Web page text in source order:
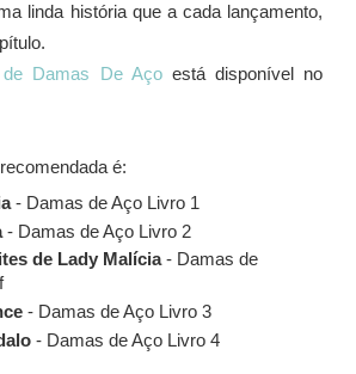
linda história que a cada lançamento,
Damas De Açoestá disponível no
é:
- Damas de Aço Livro 1
- Damas de Aço Livro 2
de Lady Malícia- Damas de
- Damas de Aço Livro 3
- Damas de Aço Livro 4